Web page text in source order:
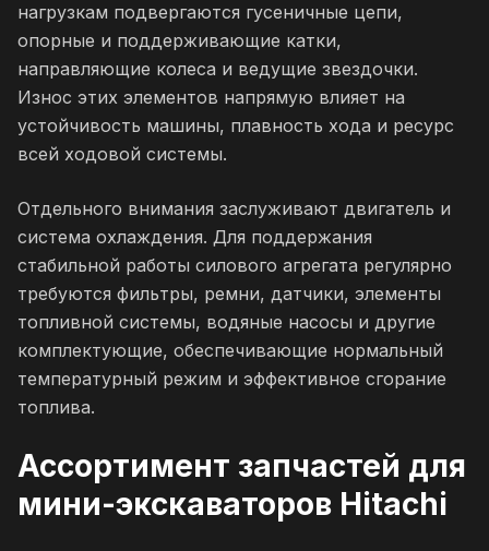
нагрузкам подвергаются гусеничные цепи,
опорные и поддерживающие катки,
направляющие колеса и ведущие звездочки.
Износ этих элементов напрямую влияет на
устойчивость машины, плавность хода и ресурс
всей ходовой системы.
Отдельного внимания заслуживают двигатель и
система охлаждения. Для поддержания
стабильной работы силового агрегата регулярно
требуются фильтры, ремни, датчики, элементы
топливной системы, водяные насосы и другие
комплектующие, обеспечивающие нормальный
температурный режим и эффективное сгорание
топлива.
Ассортимент запчастей для
мини-экскаваторов Hitachi